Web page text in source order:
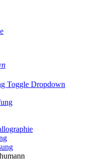
Toggle Dropdown